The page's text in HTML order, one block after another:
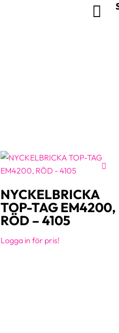

NYCKELBRICKA
TOP-TAG EM4200,
RÖD – 4105
Logga in för pris!